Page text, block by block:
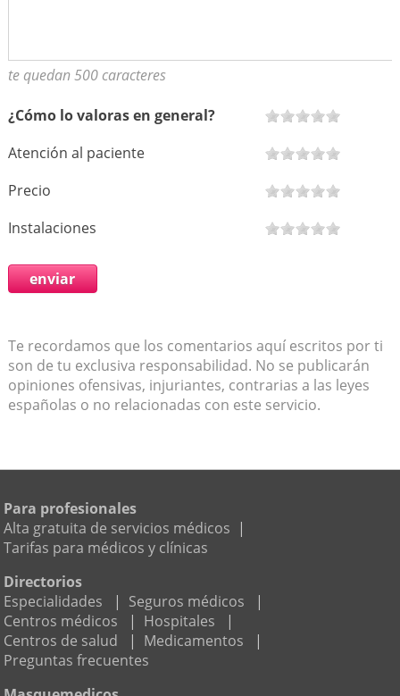
te quedan 500 caracteres
¿Cómo lo valoras en general?
Atención al paciente
Precio
Instalaciones
Te recordamos que los comentarios aquí escritos por ti
son de tu exclusiva responsabilidad. No se publicarán
opiniones ofensivas, injuriantes, contrarias a las leyes
españolas o no relacionadas con este servicio.
Para profesionales
Alta gratuita de servicios médicos |
Tarifas para médicos y clínicas
Directorios
Especialidades
| Seguros médicos
|
Centros médicos
| Hospitales
|
Centros de salud
| Medicamentos
|
Preguntas frecuentes